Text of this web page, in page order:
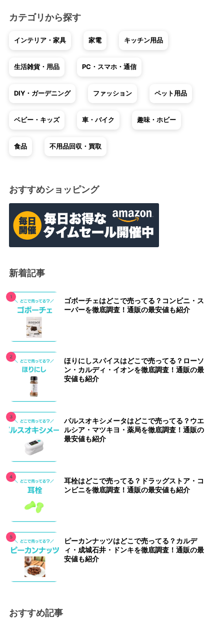
カテゴリから探す
インテリア・家具 家電 キッチン用品
生活雑貨・用品 PC・スマホ・通信
DIY・ガーデニング ファッション ペット用品
ベビー・キッズ 車・バイク 趣味・ホビー
食品 不用品回収・買取
おすすめショッピング
新着記事
ゴボーチェはどこで売ってる？コンビニ・ス
ーパーを徹底調査！通販の最安値も紹介
ほりにしスパイスはどこで売ってる？ローソ
ン・カルディ・イオンを徹底調査！通販の最
安値も紹介
パルスオキシメータはどこで売ってる？ウエ
ルシア・マツキヨ・薬局を徹底調査！通販の
最安値も紹介
耳栓はどこで売ってる？ドラッグストア・コ
ンビニを徹底調査！通販の最安値も紹介
ピーカンナッツはどこで売ってる？カルデ
ィ・成城石井・ドンキを徹底調査！通販の最
安値も紹介
おすすめ記事